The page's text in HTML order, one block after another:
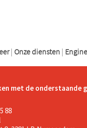
| Onze diensten |
met de onderstaande
88